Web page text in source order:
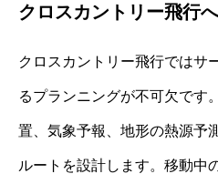
クロスカントリー飛行
クロスカントリー飛行ではサ
るプランニングが不可欠です
置、気象予報、地形の熱源予
ルートを設計します。移動中